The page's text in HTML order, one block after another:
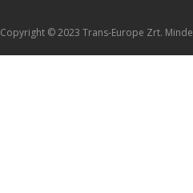
Copyright © 2023 Trans-Europe Zrt.